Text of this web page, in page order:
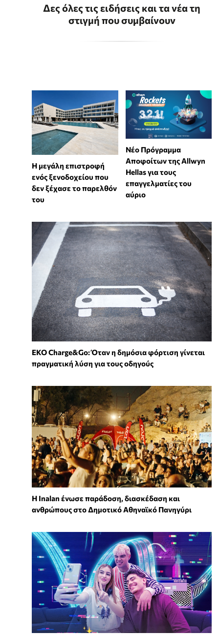
Δες όλες τις ειδήσεις και τα νέα τη
στιγμή που συμβαίνουν
Η μεγάλη επιστροφή
ενός ξενοδοχείου που
δεν ξέχασε το παρελθόν
του
Νέο Πρόγραμμα
Αποφοίτων της Allwyn
Hellas για τους
επαγγελματίες του
αύριο
EKO Charge&Go: Όταν η δημόσια φόρτιση γίνεται
πραγματική λύση για τους οδηγούς
Η Inalan ένωσε παράδοση, διασκέδαση και
ανθρώπους στο Δημοτικό Αθηναϊκό Πανηγύρι